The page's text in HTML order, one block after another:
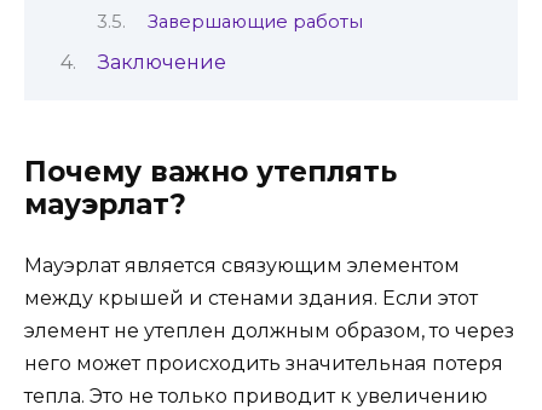
Завершающие работы
Заключение
Почему важно утеплять
мауэрлат?
Мауэрлат является связующим элементом
между крышей и стенами здания. Если этот
элемент не утеплен должным образом, то через
него может происходить значительная потеря
тепла. Это не только приводит к увеличению